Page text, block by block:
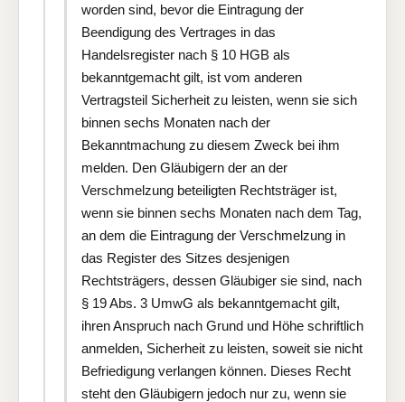
worden sind, bevor die Eintragung der
Beendigung des Vertrages in das
Handelsregister nach § 10 HGB als
bekanntgemacht gilt, ist vom anderen
Vertragsteil Sicherheit zu leisten, wenn sie sich
binnen sechs Monaten nach der
Bekanntmachung zu diesem Zweck bei ihm
melden. Den Gläubigern der an der
Verschmelzung beteiligten Rechtsträger ist,
wenn sie binnen sechs Monaten nach dem Tag,
an dem die Eintragung der Verschmelzung in
das Register des Sitzes desjenigen
Rechtsträgers, dessen Gläubiger sie sind, nach
§ 19 Abs. 3 UmwG als bekanntgemacht gilt,
ihren Anspruch nach Grund und Höhe schriftlich
anmelden, Sicherheit zu leisten, soweit sie nicht
Befriedigung verlangen können. Dieses Recht
steht den Gläubigern jedoch nur zu, wenn sie